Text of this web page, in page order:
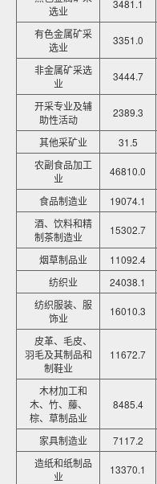
选业
3481.1
有色金属矿采
选业
3351.0
非金属矿采选
业
3444.7
开采专业及辅
助性活动
2389.3
其他采矿业
31.5
农副食品加工
业
46810.0
食品制造业 19074.1
酒、饮料和精
制茶制造业
15302.7
烟草制品业 11092.4
纺织业
24038.1
纺织服装、服
饰业
16010.3
皮革、毛皮、
羽毛及其制品和
制鞋业
11672.7
木材加工和
木、竹、藤、
棕、草制品业
8485.4
家具制造业 7117.2
造纸和纸制品
业
13370.1